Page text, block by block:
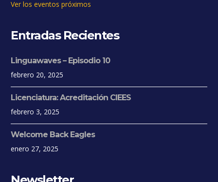
Ver los eventos próximos
Entradas Recientes
Linguawaves – Episodio 10
febrero 20, 2025
Licenciatura: Acreditación CIEES
febrero 3, 2025
Welcome Back Eagles
enero 27, 2025